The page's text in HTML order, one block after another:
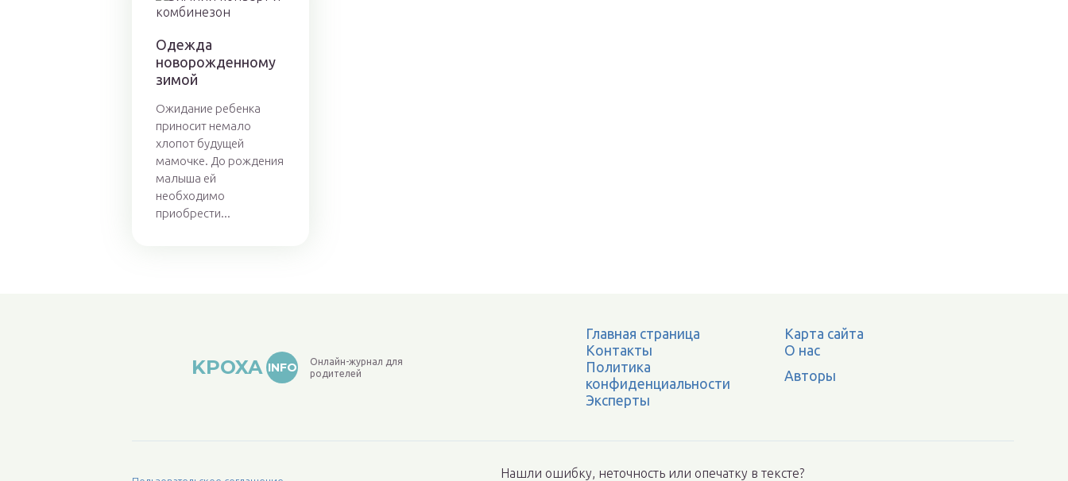
Одежда
новорожденному
зимой
Ожидание ребенка
приносит немало
хлопот будущей
мамочке. До рождения
малыша ей
необходимо
приобрести...
KPOXA INFO
Онлайн-журнал для
родителей
Главная страница
Карта сайта
Контакты
О нас
Политика
конфиденциальности
Авторы
Эксперты
Нашли ошибку, неточность или опечатку в тексте?